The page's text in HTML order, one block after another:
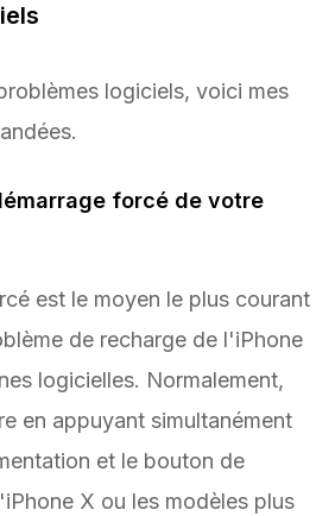
logiciels, voici mes
forcé de votre
est le moyen le plus courant
de recharge de l'iPhone
logicielles. Normalement,
en appuyant simultanément
et le bouton de
X ou les modèles plus